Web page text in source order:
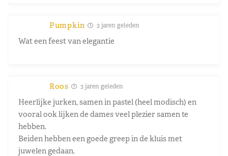
Pumpkin 3 jaren geleden
Wat een feest van elegantie
Roos 3 jaren geleden
Heerlijke jurken, samen in pastel (heel modisch) en
vooral ook lijken de dames veel plezier samen te
hebben.
Beiden hebben een goede greep in de kluis met
juwelen gedaan.